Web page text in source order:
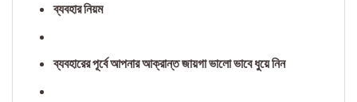
ব্যবহার নিয়ম
ব্যবহারের পূর্বে আপনার আক্রান্ত জায়গা ভালো ভাবে ধুয়ে নিন